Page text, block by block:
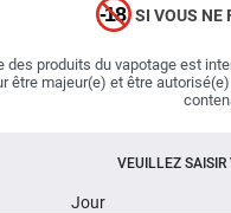
SI VOUS NE
des produits du vapotage est
être majeur(e) et être
VEUILLEZ SAISIR
Jour
célèbre bonbon bleu
gourmand et acidulé
auriez tort de passer à
Important : E-liquide
de 60 ml.